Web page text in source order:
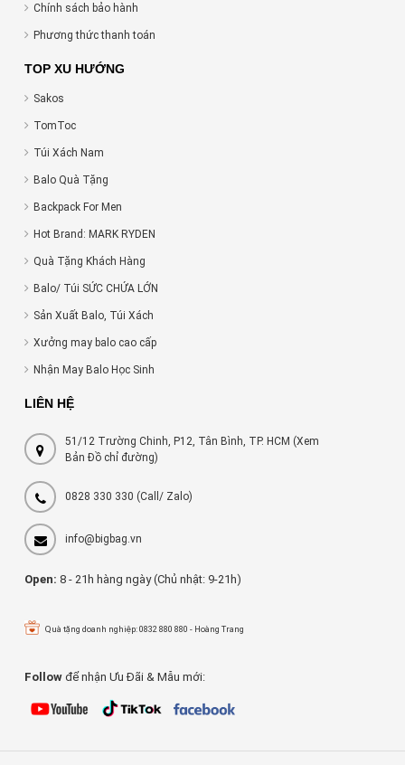
Chính sách bảo hành
Phương thức thanh toán
TOP XU HƯỚNG
Sakos
TomToc
Túi Xách Nam
Balo Quà Tặng
Backpack For Men
Hot Brand: MARK RYDEN
Quà Tặng Khách Hàng
Balo/ Túi SỨC CHỨA LỚN
Sản Xuất Balo, Túi Xách
Xưởng may balo cao cấp
Nhận May Balo Học Sinh
LIÊN HỆ
51/12 Trường Chinh, P12, Tân Bình, TP. HCM (Xem
Bản Đồ chỉ đường)
0828 330 330 (Call/ Zalo)
info@bigbag.vn
Open: 8 - 21h hàng ngày (Chủ nhật: 9-21h)
Quà tặng doanh nghiệp: 0832 880 880 - Hoàng Trang
Follow để nhận Ưu Đãi & Mẫu mới: